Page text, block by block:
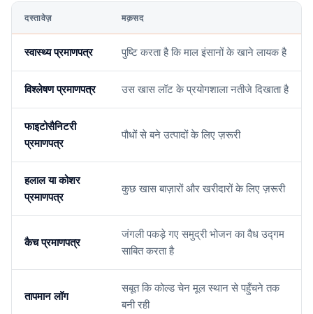
दस्तावेज़ मक़सद
स्वास्थ्य प्रमाणपत्र पुष्टि करता है कि माल इंसानों के खाने लायक है
विश्लेषण प्रमाणपत्र उस खास लॉट के प्रयोगशाला नतीजे दिखाता है
फाइटोसैनिटरी
प्रमाणपत्र
पौधों से बने उत्पादों के लिए ज़रूरी
हलाल या कोशर
प्रमाणपत्र
कुछ खास बाज़ारों और खरीदारों के लिए ज़रूरी
कैच प्रमाणपत्र
जंगली पकड़े गए समुद्री भोजन का वैध उद्गम
साबित करता है
तापमान लॉग
सबूत कि कोल्ड चेन मूल स्थान से पहुँचने तक
बनी रही